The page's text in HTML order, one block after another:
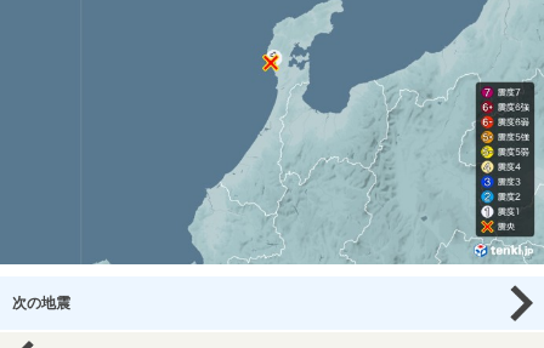
次の地震